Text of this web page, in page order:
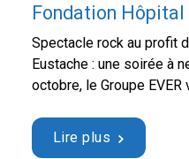
Fondation
Spectacle rock au profit
Eustache : une soirée à
octobre, le Groupe
de la Fondation Hôpital
vous profiterez d’un
Lire plus